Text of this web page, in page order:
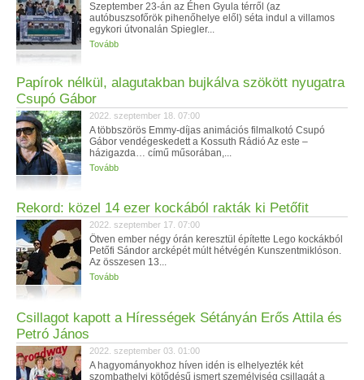
Szeptember 23-án az Éhen Gyula térről (az
autóbuszsofőrök pihenőhelye elől) séta indul a villamos
egykori útvonalán Spiegler...
Tovább
Papírok nélkül, alagutakban bujkálva szökött nyugatra
Csupó Gábor
2022. szeptember 18. 07:00
A többszörös Emmy-díjas animációs filmalkotó Csupó
Gábor vendégeskedett a Kossuth Rádió Az este –
házigazda… című műsorában,...
Tovább
Rekord: közel 14 ezer kockából rakták ki Petőfit
2022. szeptember 17. 07:00
Ötven ember négy órán keresztül építette Lego kockákból
Petőfi Sándor arcképét múlt hétvégén Kunszentmiklóson.
Az összesen 13...
Tovább
Csillagot kapott a Hírességek Sétányán Erős Attila és
Petró János
2022. szeptember 03. 01:00
A hagyományokhoz híven idén is elhelyezték két
szombathelyi kötődésű ismert személyiség csillagát a